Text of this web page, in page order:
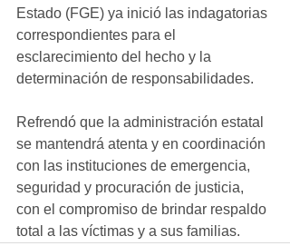
Estado (FGE) ya inició las indagatorias
correspondientes para el
esclarecimiento del hecho y la
determinación de responsabilidades.
Refrendó que la administración estatal
se mantendrá atenta y en coordinación
con las instituciones de emergencia,
seguridad y procuración de justicia,
con el compromiso de brindar respaldo
total a las víctimas y a sus familias.